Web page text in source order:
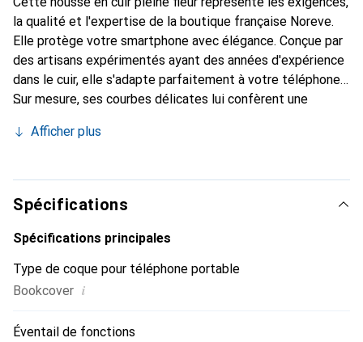
la qualité et l'expertise de la boutique française Noreve.
Elle protège votre smartphone avec élégance. Conçue par
des artisans expérimentés ayant des années d'expérience
dans le cuir, elle s'adapte parfaitement à votre téléphone.
Sur mesure, ses courbes délicates lui confèrent une
indispensable pour votre smartphone. Reconnaître
marque Noreve est un choix fiable pour une clientèle
exigeante.
Afficher plus
Spécifications
Spécifications principales
Type de coque pour téléphone portable
Bookcover i
Éventail de fonctions